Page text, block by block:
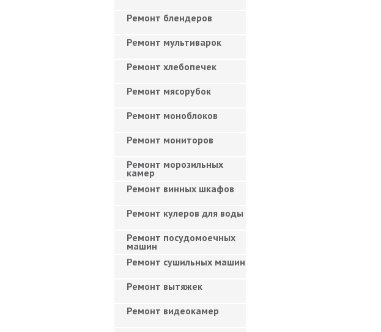
Ремонт блендеров
Ремонт мультиварок
Ремонт хлебопечек
Ремонт мясорубок
Ремонт моноблоков
Ремонт мониторов
Ремонт морозильных
камер
Ремонт винных шкафов
Ремонт кулеров для воды
Ремонт посудомоечных
машин
Ремонт сушильных машин
Ремонт вытяжек
Ремонт видеокамер